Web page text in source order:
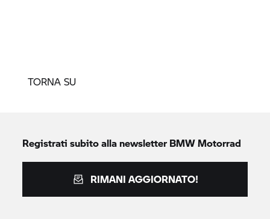
TORNA SU
Registrati subito alla newsletterBMW Motorrad
RIMANI AGGIORNATO!